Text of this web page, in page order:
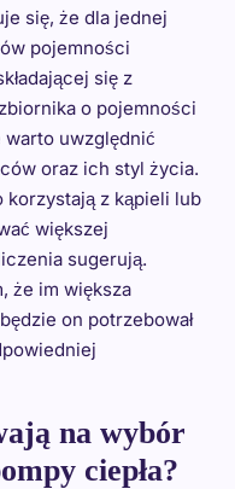
się, że dla jednej
pojemności
się z
o pojemności
uwzględnić
oraz ich styl życia.
korzystają z kąpieli lub
większej
sugerują.
że im większa
on potrzebował
na wybór
ciepła?